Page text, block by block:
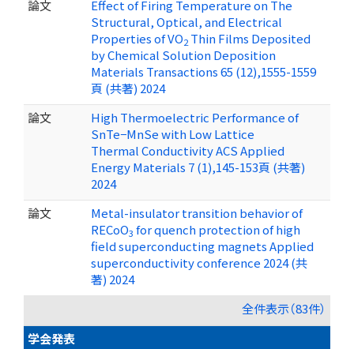
論文
Effect of Firing Temperature on The
Structural, Optical, and Electrical
Properties of VO2 Thin Films Deposited
by Chemical Solution Deposition
Materials Transactions 65 (12),1555-1559
頁 (共著) 2024
論文
High Thermoelectric Performance of
SnTe−MnSe with Low Lattice
Thermal Conductivity ACS Applied
Energy Materials 7 (1),145-153頁 (共著)
2024
論文
Metal-insulator transition behavior of
RECoO3 for quench protection of high
field superconducting magnets Applied
superconductivity conference 2024 (共
著) 2024
全件表示（83件）
学会発表